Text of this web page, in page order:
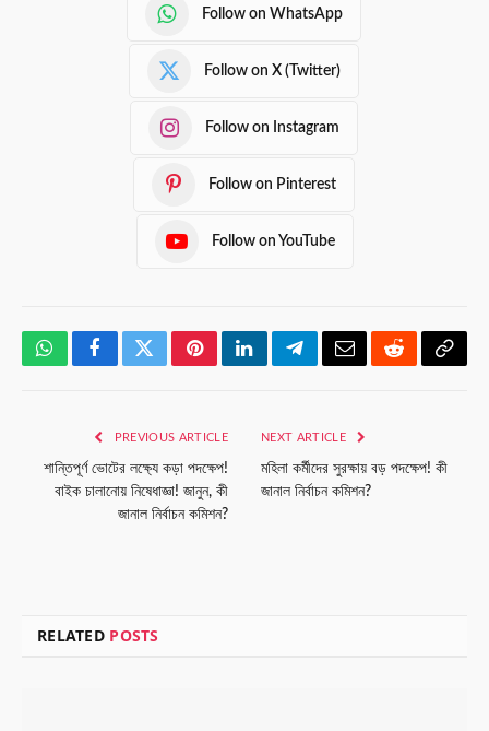
Follow on WhatsApp
Follow on X (Twitter)
Follow on Instagram
Follow on Pinterest
Follow on YouTube
WhatsAppFacebookTwitterPinterestLinkedInTelegramEmailRedditCopy
PREVIOUS ARTICLE
শান্তিপূর্ণ ভোটের লক্ষ্যে কড়া পদক্ষেপ!
বাইক চালানোয় নিষেধাজ্ঞা! জানুন, কী
জানাল নির্বাচন কমিশন?
NEXT ARTICLE
মহিলা কর্মীদের সুরক্ষায় বড় পদক্ষেপ! কী
জানাল নির্বাচন কমিশন?
RELATED POSTS